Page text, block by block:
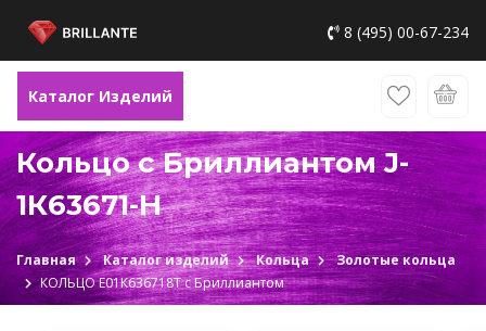
8 (495) 00-67-234
Каталог Изделий
Кольцо с Бриллиантом J-
1К63671-H
Главная Каталог изделий Кольца
Золотые кольца
КОЛЬЦО Е01К636718Т c Бриллиантом